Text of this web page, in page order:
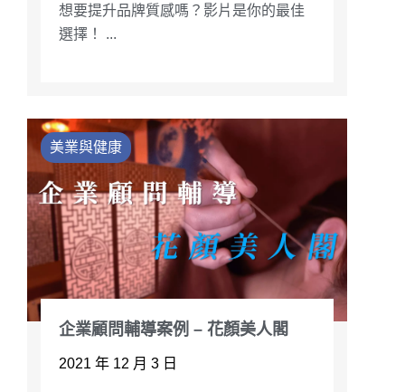
想要提升品牌質感嗎？影片是你的最佳
選擇！ ...
美業與健康
企業顧問輔導案例 – 花顏美人閣
2021 年 12 月 3 日